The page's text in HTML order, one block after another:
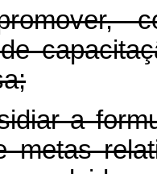
a
metas